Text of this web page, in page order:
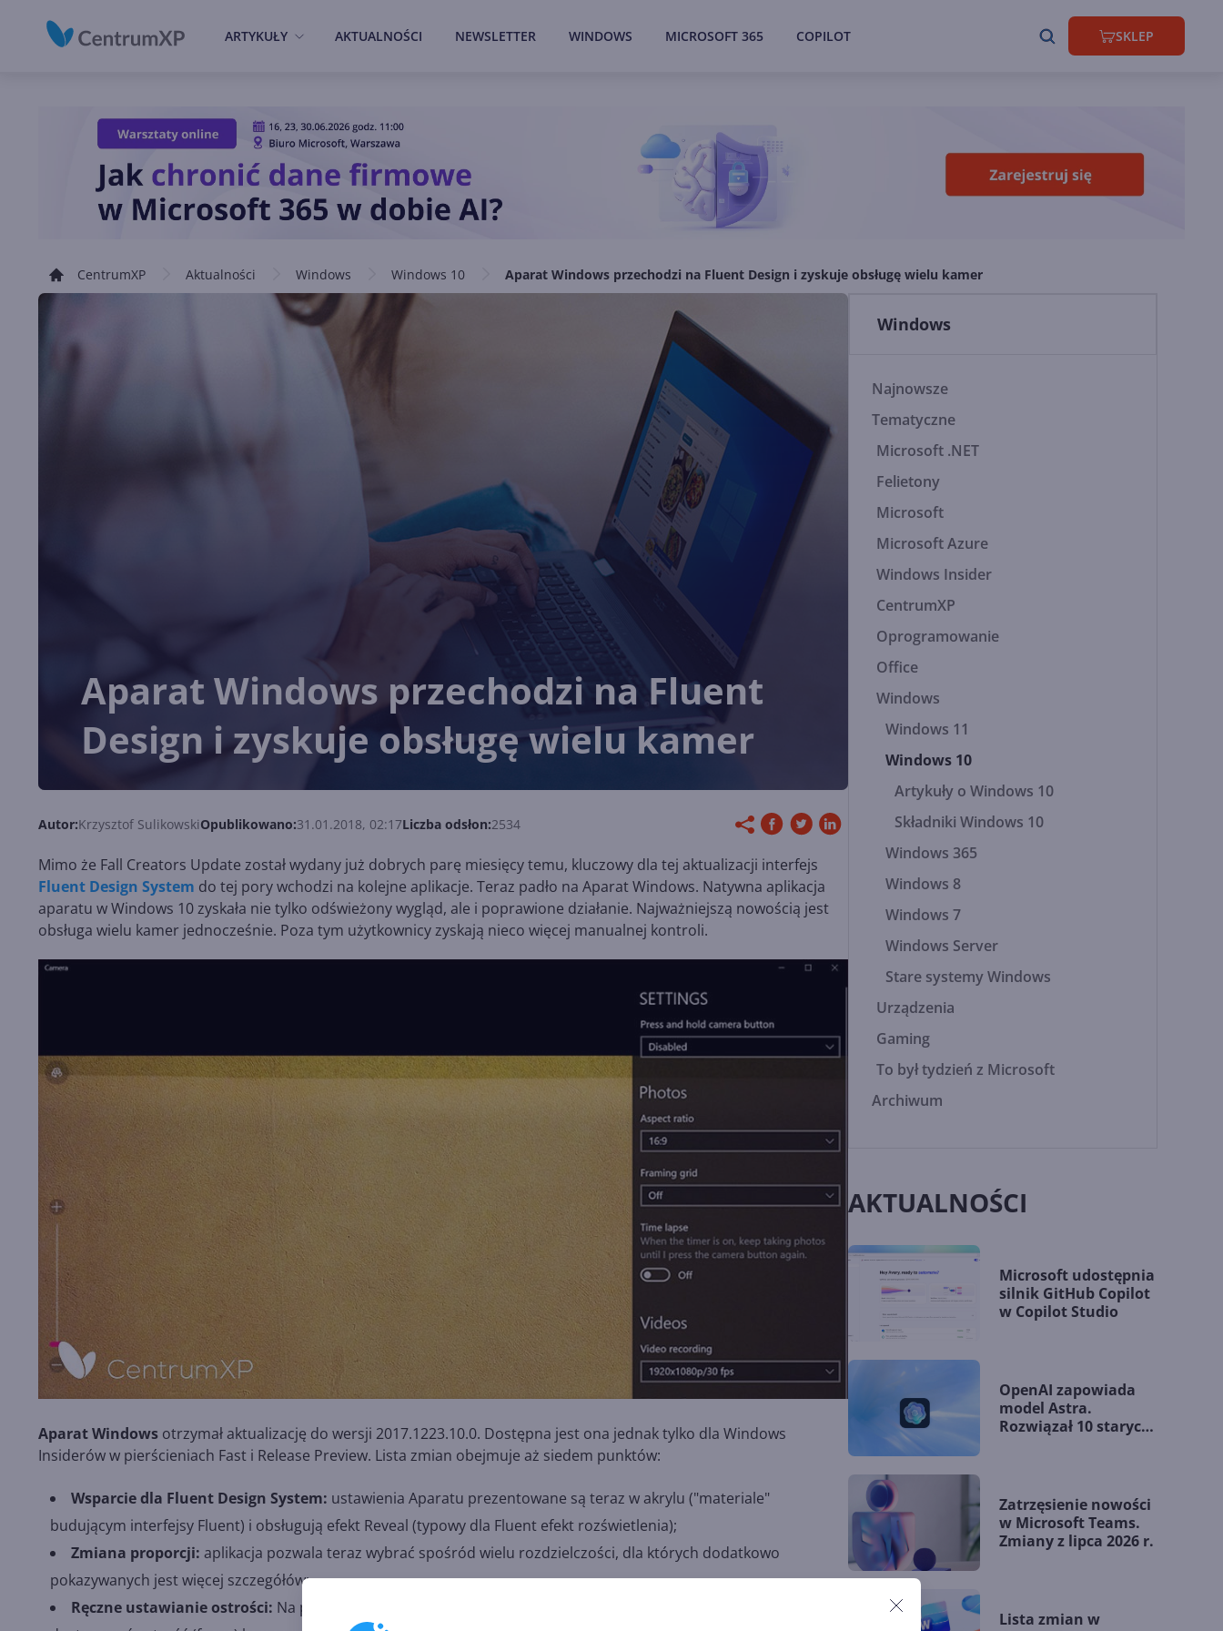
ARTYKUŁY AKTUALNOŚCI NEWSLETTER WINDOWS MICROSOFT 365 COPILOT SKLEP
CentrumXP Aktualności Windows Windows 10 Aparat Windows przechodzi na Fluent Design i zyskuje obsługę wielu kamer
Aparat Windows przechodzi na Fluent
Design i zyskuje obsługę wielu kamer
Autor:Krzysztof SulikowskiOpublikowano:31.01.2018, 02:17Liczba odsłon:2534
Mimo że Fall Creators Update został wydany już dobrych parę miesięcy temu, kluczowy dla tej aktualizacji interfejs
Fluent Design System do tej pory wchodzi na kolejne aplikacje. Teraz padło na Aparat Windows. Natywna aplikacja
aparatu w Windows 10 zyskała nie tylko odświeżony wygląd, ale i poprawione działanie. Najważniejszą nowością jest
obsługa wielu kamer jednocześnie. Poza tym użytkownicy zyskają nieco więcej manualnej kontroli.
Aparat Windows otrzymał aktualizację do wersji 2017.1223.10.0. Dostępna jest ona jednak tylko dla Windows
Insiderów w pierścieniach Fast i Release Preview. Lista zmian obejmuje aż siedem punktów:
Wsparcie dla Fluent Design System: ustawienia Aparatu prezentowane są teraz w akrylu ("materiale"
budującym interfejsy Fluent) i obsługują efekt Reveal (typowy dla Fluent efekt rozświetlenia);
Zmiana proporcji: aplikacja pozwala teraz wybrać spośród wielu rozdzielczości, dla których dodatkowo
pokazywanych jest więcej szczegółów;
Ręczne ustawianie ostrości: Na pasku funkcji znajdziemy teraz nowy element, pozwalający manualnie
Windows
Najnowsze
Tematyczne
Microsoft .NET
Felietony
Microsoft
Microsoft Azure
Windows Insider
CentrumXP
Oprogramowanie
Office
Windows
Windows 11
Windows 10
Artykuły o Windows 10
Składniki Windows 10
Windows 365
Windows 8
Windows 7
Windows Server
Stare systemy Windows
Urządzenia
Gaming
To był tydzień z Microsoft
Archiwum
AKTUALNOŚCI
Microsoft udostępnia
silnik GitHub Copilot
w Copilot Studio
OpenAI zapowiada
model Astra.
Rozwiązał 10 starych
Zatrzęsienie nowości
w Microsoft Teams.
Zmiany z lipca 2026 r.
Lista zmian w